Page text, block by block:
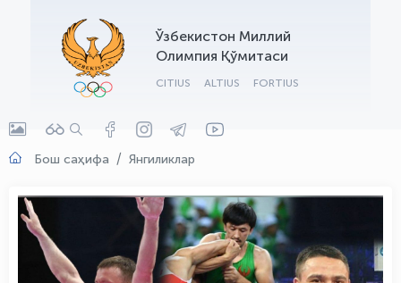
Ўзбекистон Миллий
Олимпия Қўмитаси
CITIUS ALTIUS FORTIUS
Бош саҳифа Янгиликлар
OLYMPCHIK AI - yordamchi
Онлайн · olympic.uz